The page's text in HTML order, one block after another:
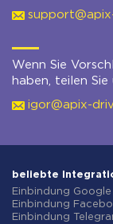
Wenn Sie
haben, teilen
igor@apix-
beliebte
Einbindung Google
Einbindung
Einbindung